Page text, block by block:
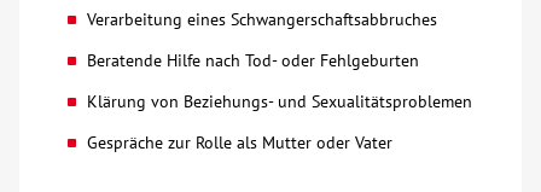
Verarbeitung eines Schwangerschaftsabbruches
Beratende Hilfe nach Tod- oder Fehlgeburten
Klärung von Beziehungs- und Sexualitätsproblemen
Gespräche zur Rolle als Mutter oder Vater